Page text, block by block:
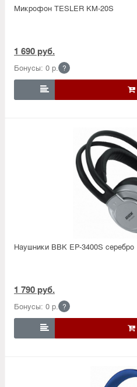
Микрофон TESLER KM-20S
1 690 руб.
Бонусы: 0 р. ?

Наушники BBK EP-3400S серебро
1 790 руб.
Бонусы: 0 р. ?
